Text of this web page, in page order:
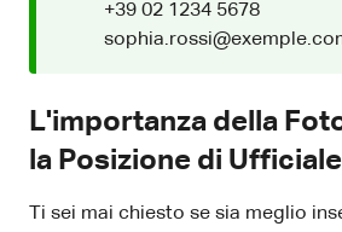
+39 02 1234 5678
L'importanza della
la Posizione di
Ti sei mai chiesto se sia meglio